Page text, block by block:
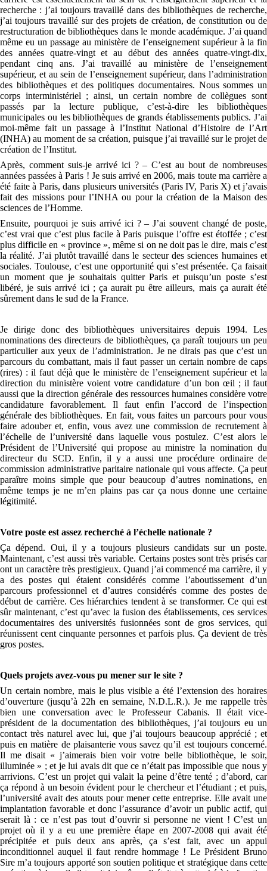
recherche : j’ai toujours travaillé dans des bibliothèques de recherche,
j’ai toujours travaillé sur des projets de création, de constitution ou de
restructuration de bibliothèques dans le monde académique. J’ai quand
même eu un passage au ministère de l’enseignement supérieur à la fin
des années quatre-vingt et au début des années quatre-vingt-dix,
pendant cinq ans. J’ai travaillé au ministère de l’enseignement
supérieur, et au sein de l’enseignement supérieur, dans l’administration
des bibliothèques et des politiques documentaires. Nous sommes un
corps interministériel ; ainsi, un certain nombre de collègues sont
passés par la lecture publique, c’est-à-dire les bibliothèques
municipales ou les bibliothèques de grands établissements publics. J’ai
moi-même fait un passage à l’Institut National d’Histoire de l’Art
(INHA) au moment de sa création, puisque j’ai travaillé sur le projet de
création de l’Institut.
Après, comment suis-je arrivé ici ? – C’est au bout de nombreuses
années passées à Paris ! Je suis arrivé en 2006, mais toute ma carrière a
été faite à Paris, dans plusieurs universités (Paris IV, Paris X) et j’avais
fait des missions pour l’INHA ou pour la création de la Maison des
sciences de l’Homme.
Ensuite, pourquoi je suis arrivé ici ? – J’ai souvent changé de poste,
c’est vrai que c’est plus facile à Paris puisque l’offre est étoffée ; c’est
plus difficile en « province », même si on ne doit pas le dire, mais c’est
la réalité. J’ai plutôt travaillé dans le secteur des sciences humaines et
sociales. Toulouse, c’est une opportunité qui s’est présentée. Ça faisait
un moment que je souhaitais quitter Paris et puisqu’un poste s’est
libéré, je suis arrivé ici ; ça aurait pu être ailleurs, mais ça aurait été
sûrement dans le sud de la France.
Je dirige donc des bibliothèques universitaires depuis 1994. Les
nominations des directeurs de bibliothèques, ça paraît toujours un peu
particulier aux yeux de l’administration. Je ne dirais pas que c’est un
parcours du combattant, mais il faut passer un certain nombre de caps
(rires) : il faut déjà que le ministère de l’enseignement supérieur et la
direction du ministère voient votre candidature d’un bon œil ; il faut
aussi que la direction générale des ressources humaines considère votre
candidature favorablement. Il faut enfin l’accord de l’inspection
générale des bibliothèques. En fait, vous faites un parcours pour vous
faire adouber et, enfin, vous avez une commission de recrutement à
l’échelle de l’université dans laquelle vous postulez. C’est alors le
Président de l’Université qui propose au ministre la nomination du
directeur du SCD. Enfin, il y a aussi une procédure ordinaire de
commission administrative paritaire nationale qui vous affecte. Ça peut
paraître moins simple que pour beaucoup d’autres nominations, en
même temps je ne m’en plains pas car ça nous donne une certaine
légitimité.
Votre poste est assez recherché à l’échelle nationale ?
Ça dépend. Oui, il y a toujours plusieurs candidats sur un poste.
Maintenant, c’est aussi très variable. Certains postes sont très prisés car
ont un caractère très prestigieux. Quand j’ai commencé ma carrière, il y
a des postes qui étaient considérés comme l’aboutissement d’un
parcours professionnel et d’autres considérés comme des postes de
début de carrière. Ces hiérarchies tendent à se transformer. Ce qui est
sûr maintenant, c’est qu’avec la fusion des établissements, ces services
documentaires des universités fusionnées sont de gros services, qui
réunissent cent cinquante personnes et parfois plus. Ça devient de très
gros postes.
Quels projets avez-vous pu mener sur le site ?
Un certain nombre, mais le plus visible a été l’extension des horaires
d’ouverture (jusqu’à 22h en semaine, N.D.L.R.). Je me rappelle très
bien une conversation avec le Professeur Cabanis. Il était vice-
président de la documentation des bibliothèques, j’ai toujours eu un
contact très naturel avec lui, que j’ai toujours beaucoup apprécié ; et
puis en matière de plaisanterie vous savez qu’il est toujours concerné.
Il me disait « j’aimerais bien voir votre belle bibliothèque, le soir,
illuminée » ; et je lui avais dit que ce n’était pas impossible que nous y
arrivions. C’est un projet qui valait la peine d’être tenté ; d’abord, car
ça répond à un besoin évident pour le chercheur et l’étudiant ; et puis,
l’université avait des atouts pour mener cette entreprise. Elle avait une
implantation favorable et donc l’assurance d’avoir un public actif, qui
serait là : ce n’est pas tout d’ouvrir si personne ne vient ! C’est un
projet où il y a eu une première étape en 2007-2008 qui avait été
précipitée et puis deux ans après, ça s’est fait, avec un appui
inconditionnel auquel il faut rendre hommage ! Le Président Bruno
Sire m’a toujours apporté son soutien politique et stratégique dans cette